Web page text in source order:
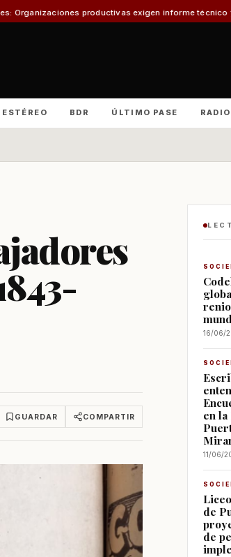
exigen informe técnico y amenazan con escalada
BDR ÚLTIMO PASE
GUARDAR COMPARTIR
16/06/
en
11/06/
de
de